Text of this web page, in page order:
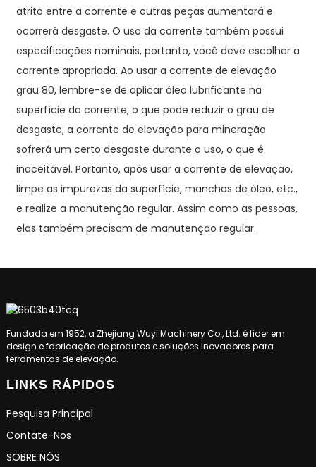
atrito entre a corrente e outras peças aumentará e
ocorrerá desgaste. O uso da corrente também possui
especificações nominais, portanto, você deve escolher a
corrente apropriada. Ao usar a corrente de elevação
grau 80, lembre-se de aplicar óleo lubrificante na
superfície da corrente, o que pode reduzir o grau de
desgaste; a corrente de elevação para mineração
sofrerá um certo desgaste durante o uso, o que é
inaceitável. Portanto, após usar a corrente de elevação,
limpe as impurezas da superfície, manchas de óleo, etc.,
e realize a manutenção regular. Assim como as pessoas,
elas também precisam de manutenção regular.
Fundada em 1952, a Zhejiang Wuyi Machinery Co., Ltd. é líder em
design e fabricação de produtos e soluções inovadores para
ferramentas de elevação.
LINKS RÁPIDOS
Pesquisa Principal
Contate-Nos
SOBRE NÓS